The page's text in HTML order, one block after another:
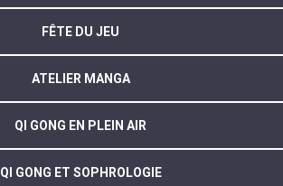
FÊTE DU JEU
ATELIER MANGA
QI GONG EN PLEIN AIR
QI GONG ET SOPHROLOGIE